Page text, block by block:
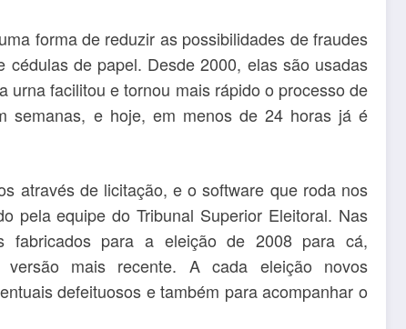
forma de reduzir as possibilidades de fraudes
de papel. Desde 2000, elas são usadas
facilitou e tornou mais rápido o processo de
semanas, e hoje, em menos de 24 horas já é
através de licitação, e o software que roda nos
pela equipe do Tribunal Superior Eleitoral. Nas
fabricados para a eleição de 2008 para cá,
mais recente. A cada eleição novos
defeituosos e também para acompanhar o